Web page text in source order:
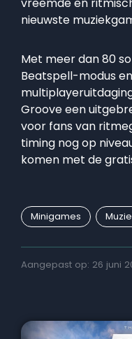
nieuwste
Met meer dan 80
Beatspell-modus
Groove een
voor fans van
timing nog op
komen met de
Minigames
Aangepast op: 26 juni